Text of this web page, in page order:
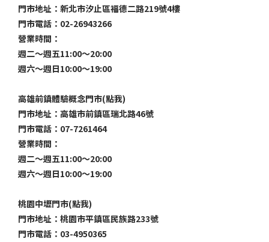
門市地址：新北市汐止區福德二路219號4樓
門市電話：02-26943266
營業時間：
週二～週五11:00～20:00
週六～週日10:00～19:00
高雄前鎮體驗概念門市(點我)
門市地址：高雄市前鎮區瑞北路46號
門市電話：07-7261464
營業時間：
週二～週五11:00～20:00
週六～週日10:00～19:00
桃園中壢門市(點我)
門市地址：桃園市平鎮區民族路233號
門市電話：03-4950365